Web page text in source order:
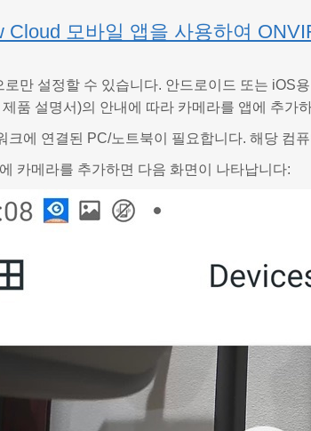
Cloud 모바일 앱을 사용하여
만 설정할 수 있습니다. 안드로이드 또는 iOS
품 설명서)의 안내에 따라 카메라를 앱에 추가
크에 연결된 PC/노트북이 필요합니다. 해당 컴퓨
카메라를 추가하면 다음 화면이 나타납니다: